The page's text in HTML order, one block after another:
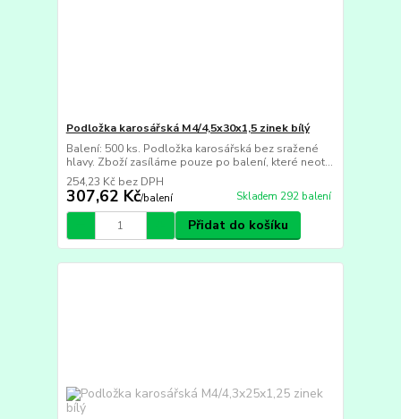
Podložka karosářská M4/4,5x30x1,5 zinek bílý
Balení: 500 ks. Podložka karosářská bez sražené
hlavy. Zboží zasíláme pouze po balení, které neot...
307,62 Kč/balení
254,23 Kč bez DPH
Skladem 292 balení
Přidat do košíku